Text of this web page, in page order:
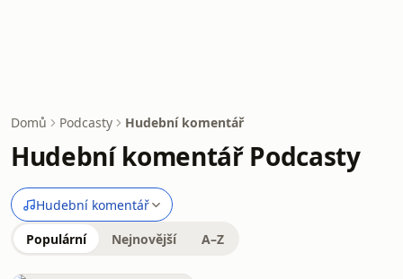
Domů Podcasty Hudební komentář
Hudební komentář Podcasty
Hudební komentář
Populární Nejnovější A–Z